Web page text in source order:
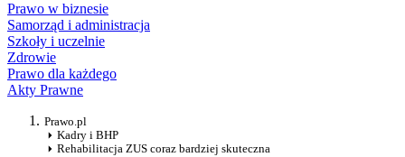
Prawo w biznesie
Samorząd i administracja
Szkoły i uczelnie
Zdrowie
Prawo dla każdego
Akty Prawne
Prawo.pl
Kadry i BHP
Rehabilitacja ZUS coraz bardziej skuteczna